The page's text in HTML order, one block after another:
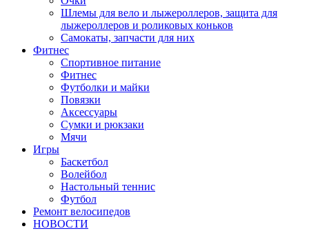
Шлемы для вело и лыжероллеров, защита для
лыжероллеров и роликовых коньков
Самокаты, запчасти для них
Фитнес
Спортивное питание
Фитнес
Футболки и майки
Повязки
Аксессуары
Сумки и рюкзаки
Мячи
Игры
Баскетбол
Волейбол
Настольный теннис
Футбол
Ремонт велосипедов
НОВОСТИ